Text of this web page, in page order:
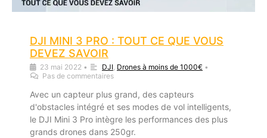
DJI MINI 3 PRO : TOUT CE QUE VOUS
DEVEZ SAVOIR
23 mai 2022 • DJI, Drones à moins de 1000€ •
Pas de commentaires
Avec un capteur plus grand, des capteurs
d'obstacles intégré et ses modes de vol intelligents,
le DJI Mini 3 Pro intègre les performances des plus
grands drones dans 250gr.